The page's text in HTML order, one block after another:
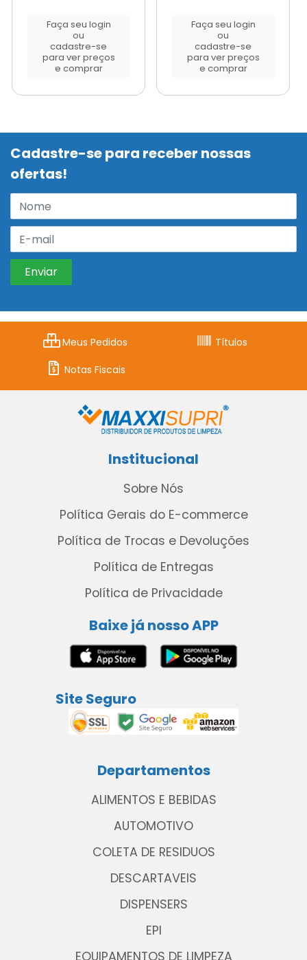
Faça seu login
ou
cadastre-se
para ver preços
e comprar
Faça seu login
ou
cadastre-se
para ver preços
e comprar
Cadastre-se para receber nossas
ofertas!
Meus Pedidos
Títulos
Notas Fiscais
Institucional
Sobre Nós
Política Gerais do E-commerce
Política de Trocas e Devoluções
Política de Entregas
Política de Privacidade
Baixe já nosso APP
Site Seguro
Departamentos
ALIMENTOS E BEBIDAS
AUTOMOTIVO
COLETA DE RESIDUOS
DESCARTAVEIS
DISPENSERS
EPI